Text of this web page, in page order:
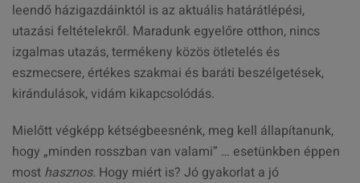
leendő házigazdáinktól is az aktuális határátlépési,
utazási feltételekről. Maradunk egyelőre otthon, nincs
izgalmas utazás, termékeny közös ötletelés és
eszmecsere, értékes szakmai és baráti beszélgetések,
kirándulások, vidám kikapcsolódás.
Mielőtt végképp kétségbeesnénk, meg kell állapítanunk,
hogy „minden rosszban van valami” … esetünkben éppen
most hasznos. Hogy miért is? Jó gyakorlat a jó